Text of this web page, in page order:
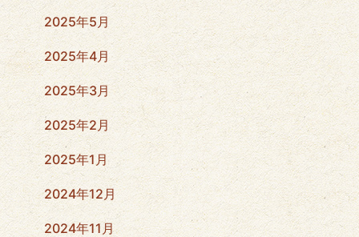
2025年5月
2025年4月
2025年3月
2025年2月
2025年1月
2024年12月
2024年11月